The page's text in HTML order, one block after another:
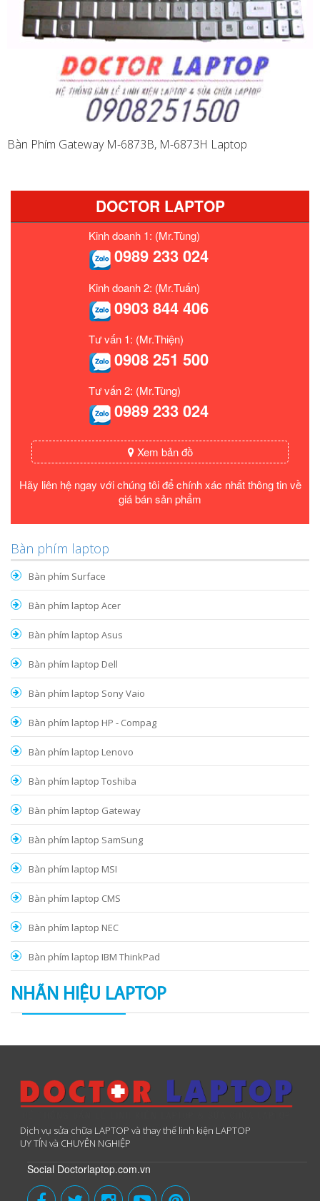
Bàn Phím Gateway M-6873B, M-6873H Laptop
DOCTOR LAPTOP
Kinh doanh 1: (Mr.Tùng)
0989 233 024
Kinh doanh 2: (Mr.Tuấn)
0903 844 406
Tư vấn 1: (Mr.Thiện)
0908 251 500
Tư vấn 2: (Mr.Tùng)
0989 233 024
Xem bản đồ
Hãy liên hệ ngay với chúng tôi để chính xác nhất thông tin về
giá bán sản phẩm
Bàn phím laptop
Bàn phím Surface
Bàn phím laptop Acer
Bàn phím laptop Asus
Bàn phím laptop Dell
Bàn phím laptop Sony Vaio
Bàn phím laptop HP - Compag
Bàn phím laptop Lenovo
Bàn phím laptop Toshiba
Bàn phím laptop Gateway
Bàn phím laptop SamSung
Bàn phím laptop MSI
Bàn phím laptop CMS
Bàn phím laptop NEC
Bàn phím laptop IBM ThinkPad
NHÃN HIỆU LAPTOP
Dịch vụ sửa chữa LAPTOP và thay thế linh kiện LAPTOP
UY TÍN và CHUYÊN NGHIỆP
Social Doctorlaptop.com.vn